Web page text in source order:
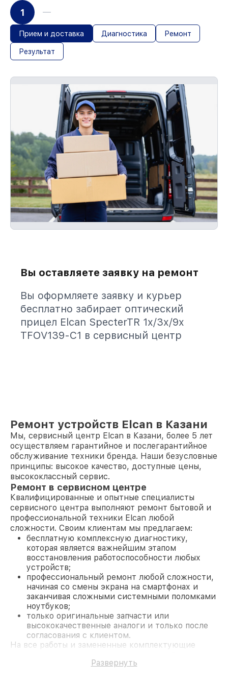
1
Прием и доставка Диагностика Ремонт
Результат
Вы оставляете заявку на ремонт
Вы оформляете заявку и курьер
бесплатно забирает оптический
прицел Elcan SpecterTR 1x/3x/9x
TFOV139-C1 в сервисный центр
Ремонт устройств Elcan в Казани
Мы, сервисный центр Elcan в Казани, более 5 лет
осуществляем гарантийное и послегарантийное
обслуживание техники бренда. Наши безусловные
принципы: высокое качество, доступные цены,
высококлассный сервис.
Ремонт в сервисном центре
Квалифицированные и опытные специалисты
сервисного центра выполняют ремонт бытовой и
профессиональной техники Elcan любой
сложности. Своим клиентам мы предлагаем:
бесплатную комплексную диагностику,
которая является важнейшим этапом
восстановления работоспособности любых
устройств;
профессиональный ремонт любой сложности,
начиная со смены экрана на смартфонах и
заканчивая сложными системными поломками
ноутбуков;
только оригинальные запчасти или
высококачественные аналоги и только после
согласования с клиентом.
На все работы и замененные комплектующие
поломки по условиям гарантии, мы бесплатно
Развернуть